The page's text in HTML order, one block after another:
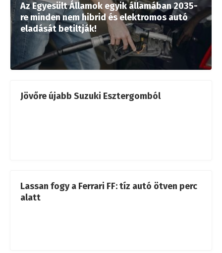
Az Egyesült Államok egyik államában 2035-
re minden nem hibrid és elektromos autó
eladását betiltják!
Jövőre újabb Suzuki Esztergomból
Lassan fogy a Ferrari FF: tíz autó ötven perc
alatt